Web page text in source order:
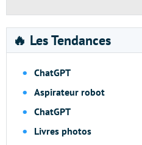
🔥 Les Tendances
ChatGPT
Aspirateur robot
ChatGPT
Livres photos